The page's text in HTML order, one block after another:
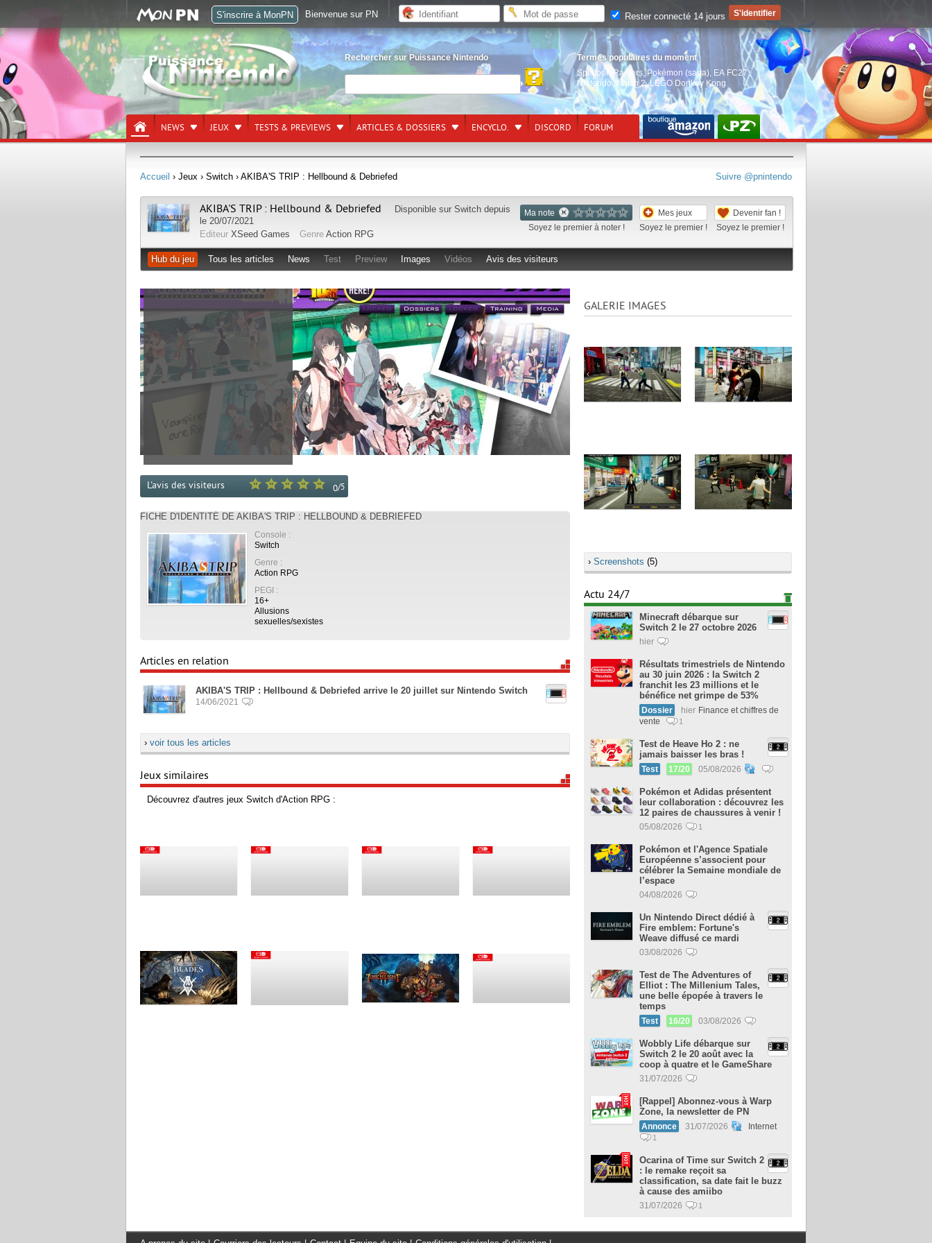
Rechercher sur Puissance Nintendo
Termes populaires du moment
Splatoon Raiders, Pokémon (saga) EA FC27,
Nintendo Switch 2,LEGO Donkey Kong
NEWS JEUX TESTS & PREVIEWS ARTICLES & DOSSIERS ENCYCLO. DISCORD FORUM
Suivre @pnintendo
Accueil › Jeux › Switch › AKIBA'S TRIP : Hellbound & Debriefed
Ma note
Soyez le premier à noter !
Mes jeux
Soyez le premier !
Devenir fan !
Soyez le premier !
AKIBA'S TRIP : Hellbound & Debriefed Disponible sur Switch depuis
le 20/07/2021
Editeur XSeed Games Genre Action RPG
Hub du jeu Tous les articles News Test Preview Images Vidéos Avis des visiteurs
0/5
L'avis des visiteurs
FICHE D'IDENTITÉ DE AKIBA'S TRIP : HELLBOUND & DEBRIEFED
Console :
Switch
Genre :
Action RPG
PEGI :
16+
Allusions
sexuelles/sexistes
Articles en relation
AKIBA'S TRIP : Hellbound & Debriefed arrive le 20 juillet sur Nintendo Switch
14/06/2021
› voir tous les articles
Jeux similaires
Découvrez d'autres jeux Switch d'Action RPG :
GALERIE IMAGES
› Screenshots (5)
Actu 24/7
Minecraft débarque sur
Switch 2 le 27 octobre 2026
hier
Résultats trimestriels de Nintendo
au 30 juin 2026 : la Switch 2
franchit les 23 millions et le
bénéfice net grimpe de 53%
Dossier hier Finance et chiffres de
vente
1
Test de Heave Ho 2 : ne
jamais baisser les bras !
Test 17/20 05/08/2026
Pokémon et Adidas présentent
leur collaboration : découvrez les
12 paires de chaussures à venir !
05/08/2026 1
Pokémon et l'Agence Spatiale
Européenne s’associent pour
célébrer la Semaine mondiale de
l’espace
04/08/2026
Un Nintendo Direct dédié à
Fire emblem: Fortune's
Weave diffusé ce mardi
03/08/2026
Test de The Adventures of
Elliot : The Millenium Tales,
une belle épopée à travers le
temps
Test 16/20 03/08/2026
Wobbly Life débarque sur
Switch 2 le 20 août avec la
coop à quatre et le GameShare
31/07/2026
[Rappel] Abonnez-vous à Warp
Zone, la newsletter de PN
Annonce 31/07/2026 Internet
1
Ocarina of Time sur Switch 2
: le remake reçoit sa
classification, sa date fait le buzz
à cause des amiibo
31/07/2026 1
S'inscrire à MonPN Bienvenue sur PN Rester connecté 14 jours